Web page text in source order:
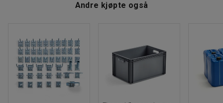
Andre kjøpte også